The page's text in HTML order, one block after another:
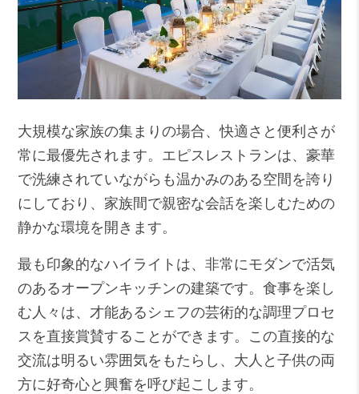
大規模な家族の集まりの場合、快適さと便利さが
常に最優先されます。 エピスレストランは、豪華
で洗練されていながらも温かみのある空間を誇り
にしており、家族間で親密な会話を楽しむための
静かな環境を開きます。
最も印象的なハイライトは、非常にモダンで活気
のあるオープンキッチンの建築です。食事を楽し
む人々は、才能あるシェフの芸術的な調理プロセ
スを直接賞賛することができます。この直接的な
交流は明るい雰囲気をもたらし、大人と子供の両
方に好奇心と興奮を呼び起こします。